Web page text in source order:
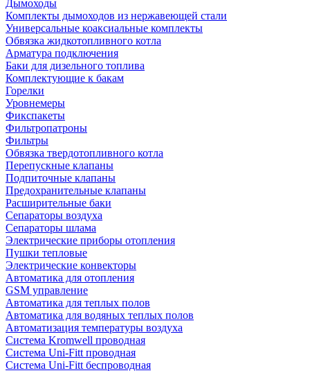
Дымоходы
Комплекты дымоходов из нержавеющей стали
Универсальные коаксиальные комплекты
Обвязка жидкотопливного котла
Арматура подключения
Баки для дизельного топлива
Комплектующие к бакам
Горелки
Уровнемеры
Фикспакеты
Фильтропатроны
Фильтры
Обвязка твердотопливного котла
Перепускные клапаны
Подпиточные клапаны
Предохранительные клапаны
Расширительные баки
Сепараторы воздуха
Сепараторы шлама
Электрические приборы отопления
Пушки тепловые
Электрические конвекторы
Автоматика для отопления
GSM управление
Автоматика для теплых полов
Автоматика для водяных теплых полов
Автоматизация температуры воздуха
Система Kromwell проводная
Система Uni-Fitt проводная
Система Uni-Fitt беспроводная